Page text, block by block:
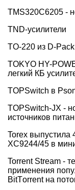
TMS320C6205 -
TND-усилители
TO-220 из D-Pack
TOKYO HY-
легкий КБ
TOPSwitch в
TOPSwitch-JX -
источников
Torex выпустила
XC9244/45 в
Torrent Stream -
применения
BitTоrrent на